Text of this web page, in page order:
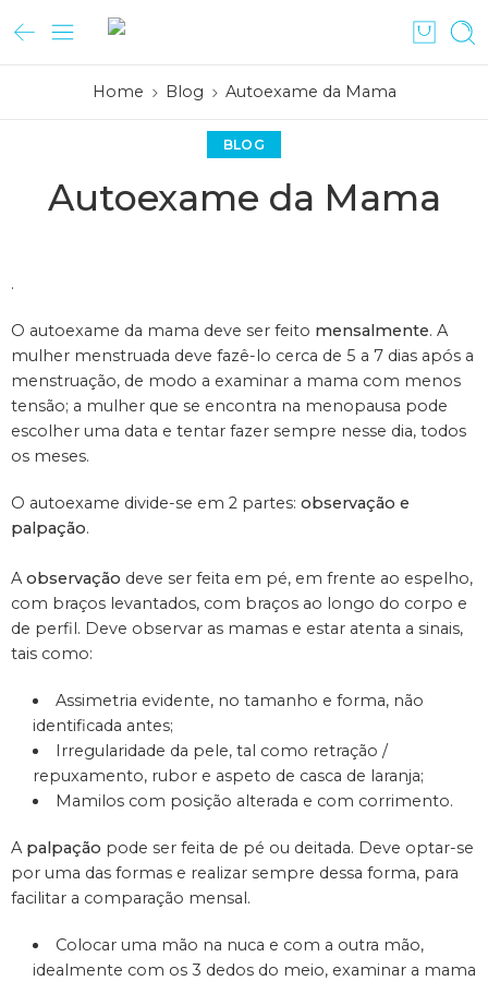
Home Blog Autoexame da Mama
BLOG
Autoexame da Mama
.
O autoexame da mama deve ser feito mensalmente. A
mulher menstruada deve fazê-lo cerca de 5 a 7 dias após a
menstruação, de modo a examinar a mama com menos
tensão; a mulher que se encontra na menopausa pode
escolher uma data e tentar fazer sempre nesse dia, todos
os meses.
O autoexame divide-se em 2 partes: observação e
palpação.
Aobservação deve ser feita em pé, em frente ao espelho,
com braços levantados, com braços ao longo do corpo e
de perfil. Deve observar as mamas e estar atenta a sinais,
tais como:
Assimetria evidente, no tamanho e forma, não
identificada antes;
Irregularidade da pele, tal como retração /
repuxamento, rubor e aspeto de casca de laranja;
Mamilos com posição alterada e com corrimento.
A palpação pode ser feita de pé ou deitada. Deve optar-se
por uma das formas e realizar sempre dessa forma, para
facilitar a comparação mensal.
Colocar uma mão na nuca e com a outra mão,
idealmente com os 3 dedos do meio, examinar a mama